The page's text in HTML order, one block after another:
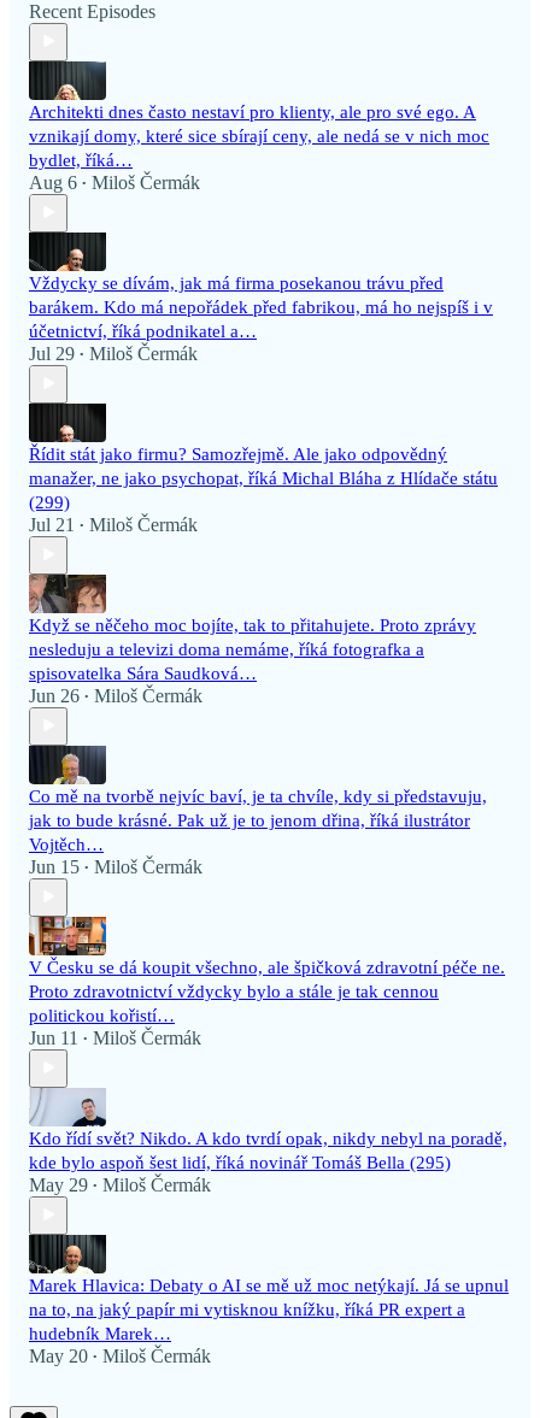
Recent Episodes
Architekti dnes často nestaví pro klienty, ale pro své ego. A
vznikají domy, které sice sbírají ceny, ale nedá se v nich moc
bydlet, říká…
Aug 6 • Miloš Čermák
Vždycky se dívám, jak má firma posekanou trávu před
barákem. Kdo má nepořádek před fabrikou, má ho nejspíš i v
účetnictví, říká podnikatel a…
Jul 29 • Miloš Čermák
Řídit stát jako firmu? Samozřejmě. Ale jako odpovědný
manažer, ne jako psychopat, říká Michal Bláha z Hlídače státu
(299)
Jul 21 • Miloš Čermák
Když se něčeho moc bojíte, tak to přitahujete. Proto zprávy
nesleduju a televizi doma nemáme, říká fotografka a
spisovatelka Sára Saudková…
Jun 26 • Miloš Čermák
Co mě na tvorbě nejvíc baví, je ta chvíle, kdy si představuju,
jak to bude krásné. Pak už je to jenom dřina, říká ilustrátor
Vojtěch…
Jun 15 • Miloš Čermák
V Česku se dá koupit všechno, ale špičková zdravotní péče ne.
Proto zdravotnictví vždycky bylo a stále je tak cennou
politickou kořistí…
Jun 11 • Miloš Čermák
Kdo řídí svět? Nikdo. A kdo tvrdí opak, nikdy nebyl na poradě,
kde bylo aspoň šest lidí, říká novinář Tomáš Bella (295)
May 29 • Miloš Čermák
Marek Hlavica: Debaty o AI se mě už moc netýkají. Já se upnul
na to, na jaký papír mi vytisknou knížku, říká PR expert a
hudebník Marek…
May 20 • Miloš Čermák